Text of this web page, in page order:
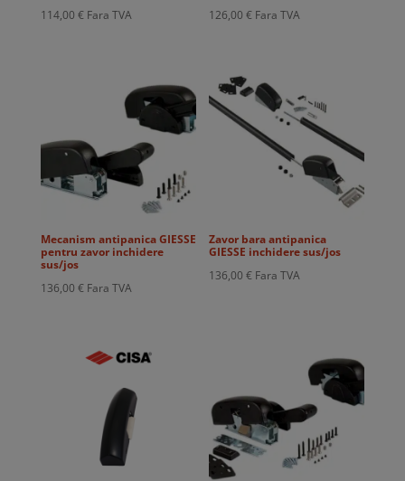
114,00 € Fara TVA
126,00€ Fara TVA
Mecanism antipanica GIESSE
pentru zavor inchidere
sus/jos
136,00 € Fara TVA
Zavor bara antipanica
GIESSE inchidere sus/jos
136,00€ Fara TVA